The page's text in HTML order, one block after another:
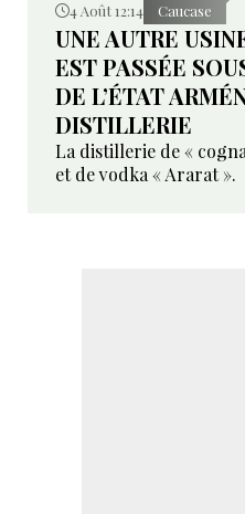
4 Août 12:14 Caucase
UNE AUTRE
EST PASSÉE
DE L’ÉTAT
DISTILLERIE
La distillerie de «
et de vodka « Ararat ».